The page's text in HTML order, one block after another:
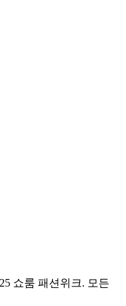
쇼룸 패션위크. 모든